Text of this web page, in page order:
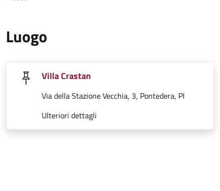
Luogo
Villa Crastan
Via della Stazione Vecchia, 3, Pontedera, PI
Ulteriori dettagli